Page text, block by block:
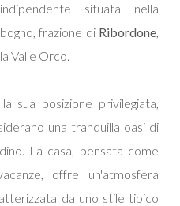
situata nella
frazione di Ribordone,
Valle Orco.
sua posizione privilegiata,
una tranquilla oasi di
La casa, pensata come
offre un'atmosfera
da uno stile tipico